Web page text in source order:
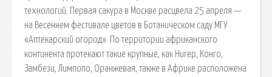
технологий. Первая сакура в Москве расцвела 25 апреля —
на Весеннем фестивале цветов в Ботаническом саду МГУ
«Аптекарский огород». По территории африканского
континента протекают такие крупные, как Нигер, Конго,
Замбези, Лимпопо, Оранжевая, также в Африке расположена